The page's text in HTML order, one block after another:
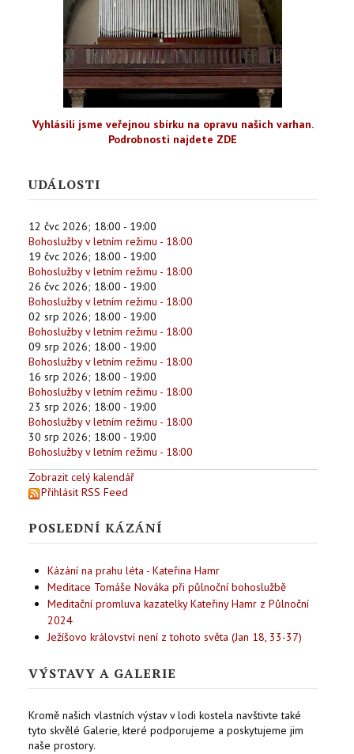
Vyhlásili jsme veřejnou sbírku na opravu našich varhan.
Podrobnosti najdete ZDE
UDÁLOSTI
12 čvc 2026; 18:00 - 19:00
Bohoslužby v letním režimu - 18:00
19 čvc 2026; 18:00 - 19:00
Bohoslužby v letním režimu - 18:00
26 čvc 2026; 18:00 - 19:00
Bohoslužby v letním režimu - 18:00
02 srp 2026; 18:00 - 19:00
Bohoslužby v letním režimu - 18:00
09 srp 2026; 18:00 - 19:00
Bohoslužby v letním režimu - 18:00
16 srp 2026; 18:00 - 19:00
Bohoslužby v letním režimu - 18:00
23 srp 2026; 18:00 - 19:00
Bohoslužby v letním režimu - 18:00
30 srp 2026; 18:00 - 19:00
Bohoslužby v letním režimu - 18:00
Zobrazit celý kalendář
Přihlásit RSS Feed
POSLEDNÍ KÁZÁNÍ
Kázání na prahu léta - Kateřina Hamr
Meditace Tomáše Nováka při půlnoční bohoslužbě
Meditační promluva kazatelky Kateřiny Hamr z Půlnoční
2024
Ježíšovo království není z tohoto světa (Jan 18, 33-37)
VÝSTAVY A GALERIE
Kromě našich vlastních výstav v lodi kostela navštivte také
tyto skvělé Galerie, které podporujeme a poskytujeme jim
naše prostory.